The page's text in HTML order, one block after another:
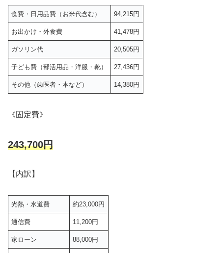
食費・日用品費（お米代含む） 94,215円
お出かけ・外食費 41,478円
ガソリン代 20,505円
子ども費（部活用品・洋服・靴） 27,436円
その他（歯医者・本など） 14,380円
《固定費》
243,700円
【内訳】
光熱・水道費 約23,000円
通信費 11,200円
家ローン 88,000円